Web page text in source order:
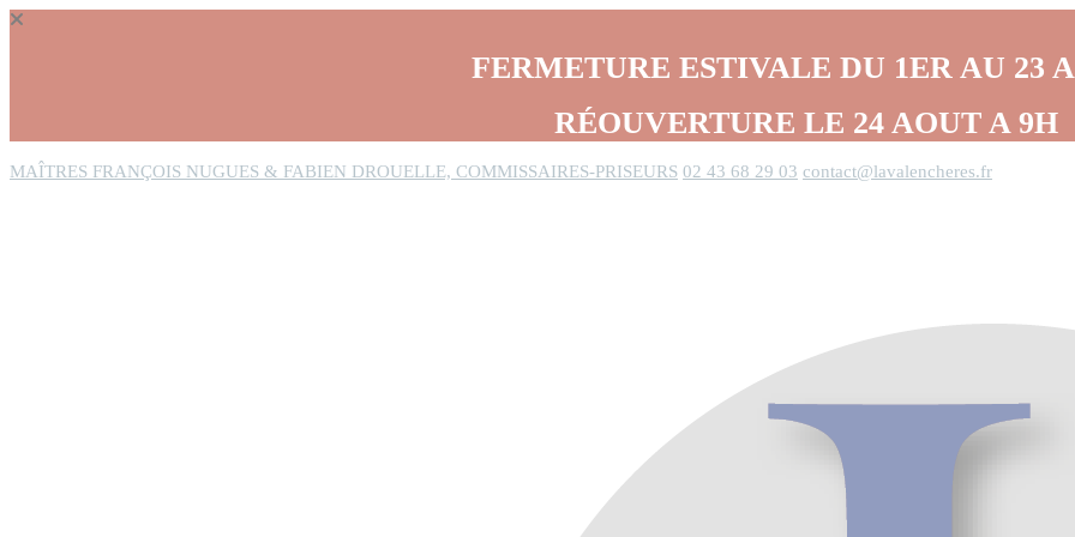
FERMETURE ESTIVALE DU 1ER AU 23
RÉOUVERTURE LE 24 AOUT A 9H
MAÎTRES FRANÇOIS NUGUES & FABIEN DROUELLE, COMMISSAIRES-PRISEURS 02 43 68 29 03 contact@lavalencheres.fr
Panneau de gestion des cookies